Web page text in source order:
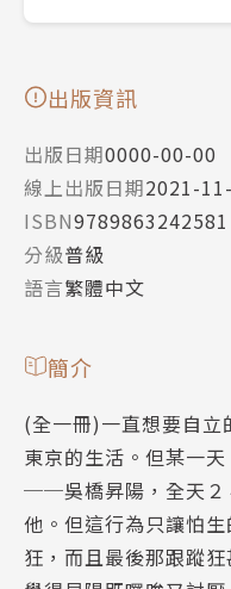
出版資訊
出版日期0000-00-00
線上出版日期2021-
ISBN9789863242581
分級普級
語言繁體中文
簡介
(全一冊)一直想要自立
東京的生活。但某一
──吳橋昇陽，全天２
他。但這行為只讓怕
狂，而且最後那跟蹤